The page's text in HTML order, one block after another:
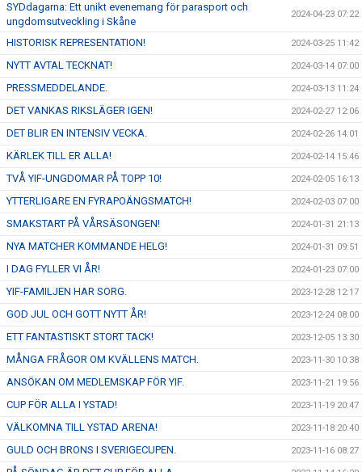
SYDdagarna: Ett unikt evenemang för parasport och
ungdomsutveckling i Skåne
2024-04-23 07:22
HISTORISK REPRESENTATION! 2024-03-25 11:42
NYTT AVTAL TECKNAT! 2024-03-14 07:00
PRESSMEDDELANDE. 2024-03-13 11:24
DET VANKAS RIKSLÄGER IGEN! 2024-02-27 12:06
DET BLIR EN INTENSIV VECKA. 2024-02-26 14:01
KÄRLEK TILL ER ALLA! 2024-02-14 15:46
TVÅ YIF-UNGDOMAR PÅ TOPP 10! 2024-02-05 16:13
YTTERLIGARE EN FYRAPOÄNGSMATCH! 2024-02-03 07:00
SMAKSTART PÅ VÅRSÄSONGEN! 2024-01-31 21:13
NYA MATCHER KOMMANDE HELG! 2024-01-31 09:51
I DAG FYLLER VI ÅR! 2024-01-23 07:00
YIF-FAMILJEN HAR SORG. 2023-12-28 12:17
GOD JUL OCH GOTT NYTT ÅR! 2023-12-24 08:00
ETT FANTASTISKT STORT TACK! 2023-12-05 13:30
MÅNGA FRÅGOR OM KVÄLLENS MATCH. 2023-11-30 10:38
ANSÖKAN OM MEDLEMSKAP FÖR YIF. 2023-11-21 19:56
CUP FÖR ALLA I YSTAD! 2023-11-19 20:47
VÄLKOMNA TILL YSTAD ARENA! 2023-11-18 20:40
GULD OCH BRONS I SVERIGECUPEN. 2023-11-16 08:27